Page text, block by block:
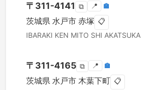
〒 311-4141 ⧉ 📍 🏣
茨城県 水戸市 赤塚 📋
IBARAKI KEN MITO SHI AKATSUKA
〒 311-4165 ⧉ 📍 🏣
茨城県 水戸市 木葉下町 📋